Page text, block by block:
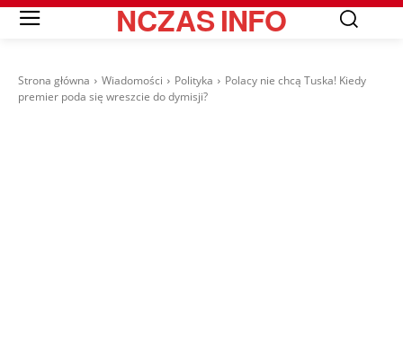
NCZASINFO
Strona główna Wiadomości Polityka
Polacy nie chcą Tuska! Kiedy
premier poda się wreszcie do dymisji?